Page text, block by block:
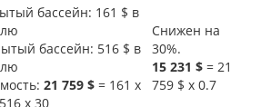
бассейн: 161 $ в
бассейн: 516 $ в
21 759 $ = 161 х
х 30
Снижен на
30%.
15 231 $ = 21
759 $ x 0.7